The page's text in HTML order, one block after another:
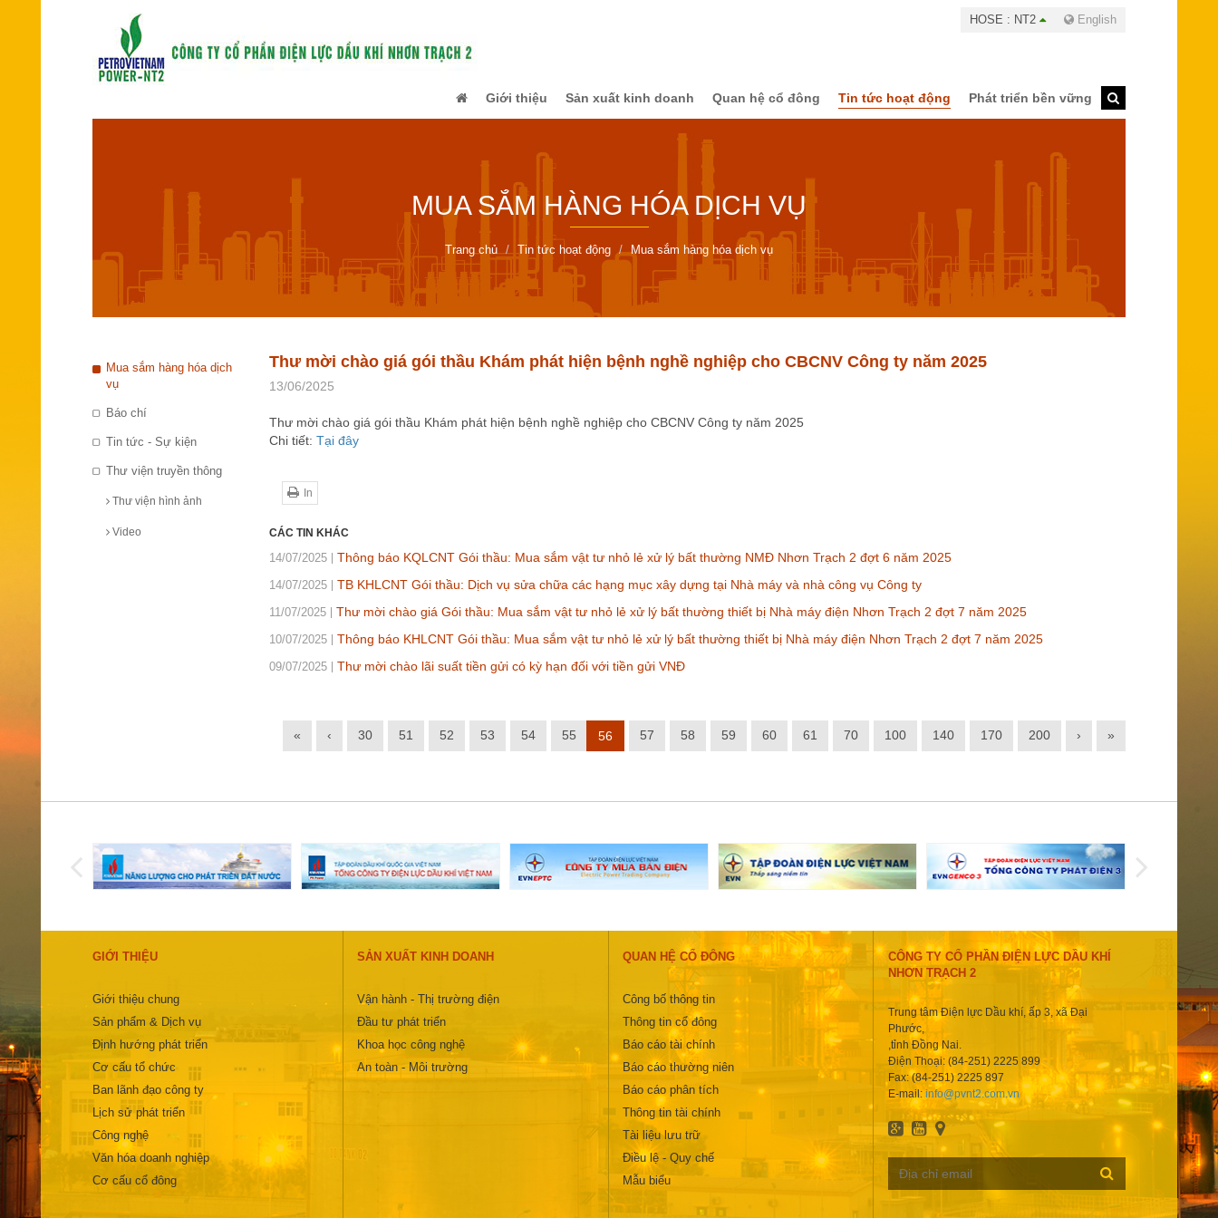
HOSE : NT2 English
Giới thiệu Sản xuất kinh doanh Quan hệ cổ đông Tin tức hoạt động Phát triển bền vững
MUA SẮM HÀNG HÓA DỊCH VỤ
Trang chủ Tin tức hoạt động Mua sắm hàng hóa dịch vụ
Mua sắm hàng hóa dịch
vụ
Báo chí
Tin tức - Sự kiện
Thư viện truyền thông
Thư viện hình ảnh
Video
Thư mời chào giá gói thầu Khám phát hiện bệnh nghề nghiệp cho CBCNV Công ty năm 2025
13/06/2025
Thư mời chào giá gói thầu Khám phát hiện bệnh nghề nghiệp cho CBCNV Công ty năm 2025
Chi tiết: Tại đây
In
CÁC TIN KHÁC
14/07/2025 Thông báo KQLCNT Gói thầu: Mua sắm vật tư nhỏ lẻ xử lý bất thường NMĐ Nhơn Trạch 2 đợt 6 năm 2025
14/07/2025 TB KHLCNT Gói thầu: Dịch vụ sửa chữa các hạng mục xây dựng tại Nhà máy và nhà công vụ Công ty
11/07/2025 Thư mời chào giá Gói thầu: Mua sắm vật tư nhỏ lẻ xử lý bất thường thiết bị Nhà máy điện Nhơn Trạch 2 đợt 7 năm 2025
10/07/2025 Thông báo KHLCNT Gói thầu: Mua sắm vật tư nhỏ lẻ xử lý bất thường thiết bị Nhà máy điện Nhơn Trạch 2 đợt 7 năm 2025
09/07/2025 Thư mời chào lãi suất tiền gửi có kỳ hạn đối với tiền gửi VNĐ
« ‹ 30 51 52 53 54 55 56 57 58 59 60 61 70 100 140 170 200 › »
GIỚI THIỆU
Giới thiệu chung
Sản phẩm & Dịch vụ
Định hướng phát triển
Cơ cấu tổ chức
Ban lãnh đạo công ty
Lịch sử phát triển
Công nghệ
Văn hóa doanh nghiệp
Cơ cấu cổ đông
SẢN XUẤT KINH DOANH
Vận hành - Thị trường điện
Đầu tư phát triển
Khoa học công nghệ
An toàn - Môi trường
QUAN HỆ CỔ ĐÔNG
Công bố thông tin
Thông tin cổ đông
Báo cáo tài chính
Báo cáo thường niên
Báo cáo phân tích
Thông tin tài chính
Tài liệu lưu trữ
Điều lệ - Quy chế
Mẫu biểu
CÔNG TY CỔ PHẦN ĐIỆN LỰC DẦU KHÍ
NHƠN TRẠCH 2
Trung tâm Điện lực Dầu khí, ấp 3, xã Đại
Phước,
,tỉnh Đồng Nai.
Điện Thoại: (84-251) 2225 899
Fax: (84-251) 2225 897
E-mail: info@pvnt2.com.vn